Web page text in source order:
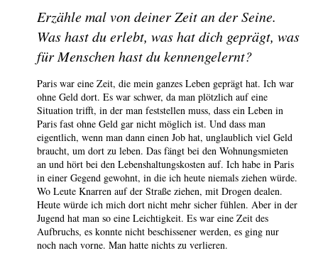
Erzähle mal von deiner Zeit an der Seine.
Was hast du erlebt, was hat dich geprägt, was
für Menschen hast du kennengelernt?
Paris war eine Zeit, die mein ganzes Leben geprägt hat. Ich war
ohne Geld dort. Es war schwer, da man plötzlich auf eine
Situation trifft, in der man feststellen muss, dass ein Leben in
Paris fast ohne Geld gar nicht möglich ist. Und dass man
eigentlich, wenn man dann einen Job hat, unglaublich viel Geld
braucht, um dort zu leben. Das fängt bei den Wohnungsmieten
an und hört bei den Lebenshaltungskosten auf. Ich habe in Paris
in einer Gegend gewohnt, in die ich heute niemals ziehen würde.
Wo Leute Knarren auf der Straße ziehen, mit Drogen dealen.
Heute würde ich mich dort nicht mehr sicher fühlen. Aber in der
Jugend hat man so eine Leichtigkeit. Es war eine Zeit des
Aufbruchs, es konnte nicht beschissener werden, es ging nur
noch nach vorne. Man hatte nichts zu verlieren.